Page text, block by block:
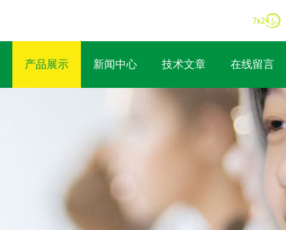
产品展示 新闻中心 技术文章 在线留言